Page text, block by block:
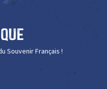
Souvenir Français !